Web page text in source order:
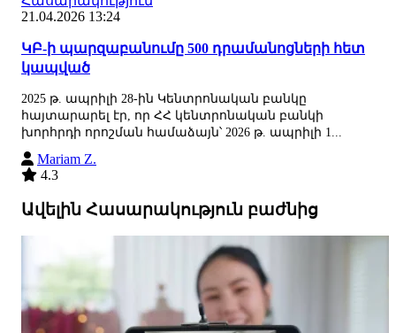
21.04.2026 13:24
ԿԲ-ի պարզաբանումը 500 դրամանոցների հետ
կապված
2025 թ. ապրիլի 28-ին Կենտրոնական բանկը
հայտարարել էր, որ ՀՀ կենտրոնական բանկի
խորհրդի որոշման համաձայն՝ 2026 թ. ապրիլի 1...
Mariam Z.
4.3
Ավելին Հասարակություն բաժնից